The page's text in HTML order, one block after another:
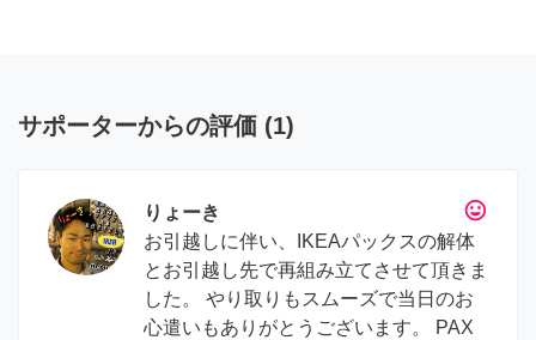
サポーターからの評価 (1)
tag_faces
りょーき
お引越しに伴い、IKEAパックスの解体
とお引越し先で再組み立てさせて頂きま
した。 やり取りもスムーズで当日のお
心遣いもありがとうございます。 PAX